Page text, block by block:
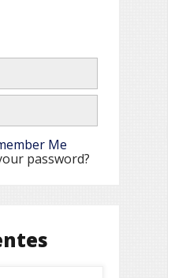
Me
password?